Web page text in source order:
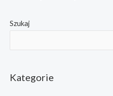
Szukaj
Kategorie